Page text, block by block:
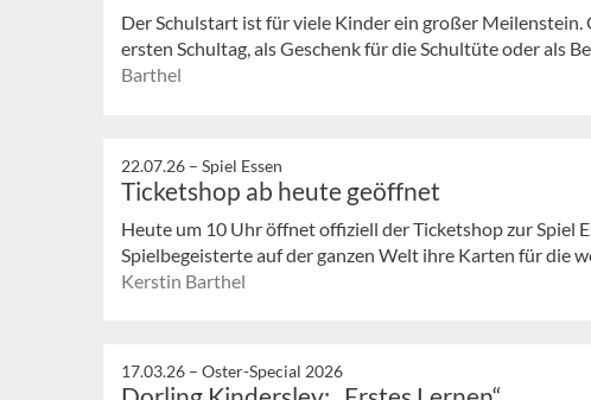
Der Schulstart ist für viele Kinder ein großer Meilenstein.
ersten Schultag, als Geschenk für die Schultüte oder als
Barthel
22.07.26 – Spiel Essen
Ticketshop ab heute geöffnet
Heute um 10 Uhr öffnet offiziell der Ticketshop zur Spiel
Spielbegeisterte auf der ganzen Welt ihre Karten für die
Kerstin Barthel
17.03.26 – Oster-Special 2026